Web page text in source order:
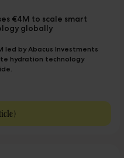
€4M to scale smart
globally
led by Abacus Investments
hydration technology
)